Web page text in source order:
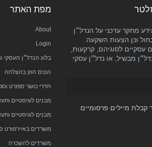
מחקר עדכני על הנדל״ן
וכן הצעות השקעה
עסקיים לסוגיהם, קרקעות,
מבשיל, או נדל״ן עסקי
קבלת מיילים פרסומיים
מפת האתר
About
Login
בלוג הנדל״ן העסקי
הנכס הוזן בהצלחה
חדרי כושר ספורט
מבנים לוגיסטיים
מבנים לוגיסטיים
משרדים באיירפורט
משרדים להשכרה